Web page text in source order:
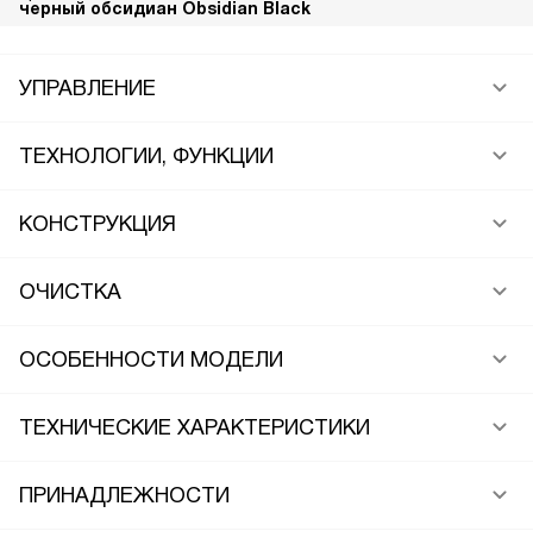
черный обсидиан Obsidian Black
УПРАВЛЕНИЕ
ТЕХНОЛОГИИ, ФУНКЦИИ
КОНСТРУКЦИЯ
ОЧИСТКА
ОСОБЕННОСТИ МОДЕЛИ
ТЕХНИЧЕСКИЕ ХАРАКТЕРИСТИКИ
ПРИНАДЛЕЖНОСТИ